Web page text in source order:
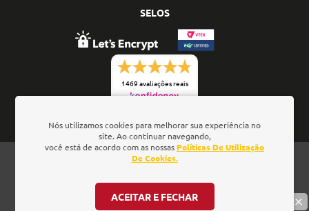
SELOS
1469 avaliações reais
Oficina de Textos - Rua da Consolação, 323 - Loja 28 -
- CNPJ: 01.337.552/0001-52
Nós utilizamos cookies para melhorar sua experiência no
site. Ao continuar navegando,
você está de acordo com as nossas Políticas De Utilização
De Cookies.
ACEITAR E FECHAR